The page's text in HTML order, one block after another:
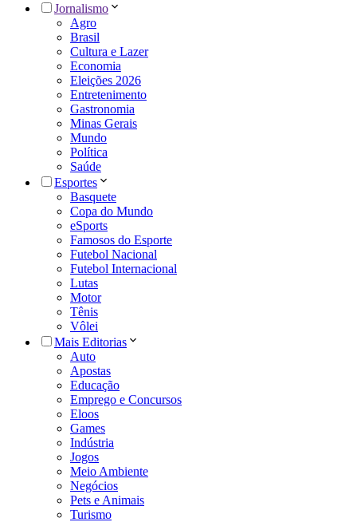
Jornalismo
Agro
Brasil
Cultura e Lazer
Economia
Eleições 2026
Entretenimento
Gastronomia
Minas Gerais
Mundo
Política
Saúde
Esportes
Basquete
Copa do Mundo
eSports
Famosos do Esporte
Futebol Nacional
Futebol Internacional
Lutas
Motor
Tênis
Vôlei
Mais Editorias
Auto
Apostas
Educação
Emprego e Concursos
Eloos
Games
Indústria
Jogos
Meio Ambiente
Negócios
Pets e Animais
Turismo